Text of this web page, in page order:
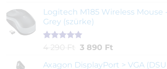
5-ből,
értékelés
alapján
Logitech M185 Wireless Mouse
Grey (szürke)
Értékelés
ből,
1
4 290 Ft Original
3 890 FtCurrent
Axagon DisplayPort > VGA